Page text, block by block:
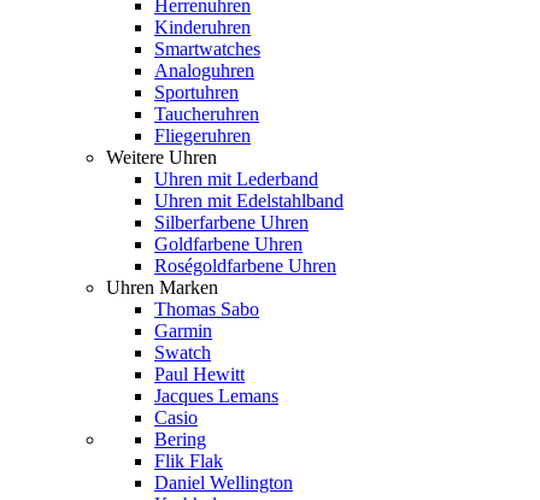
Herrenuhren
Kinderuhren
Smartwatches
Analoguhren
Sportuhren
Taucheruhren
Fliegeruhren
Weitere Uhren
Uhren mit Lederband
Uhren mit Edelstahlband
Silberfarbene Uhren
Goldfarbene Uhren
Roségoldfarbene Uhren
Uhren Marken
Thomas Sabo
Garmin
Swatch
Paul Hewitt
Jacques Lemans
Casio
Bering
Flik Flak
Daniel Wellington